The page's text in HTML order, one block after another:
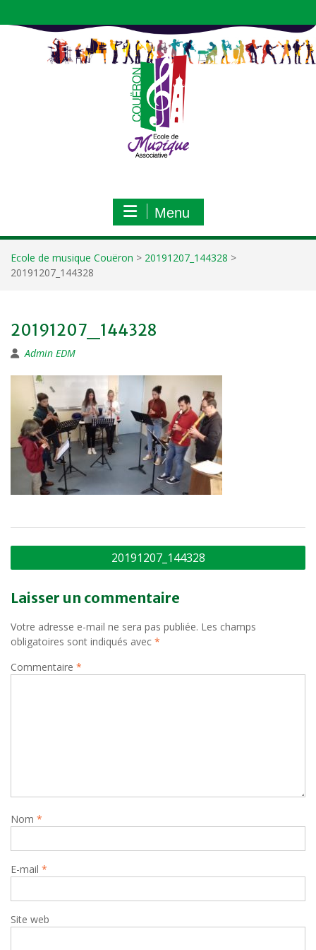
au
Menu
Ecole de musique Couëron > 20191207_144328 >
20191207_144328
20191207_144328
Admin EDM
Navigation
de
l’article
20191207_144328
Laisser un commentaire
Votre adresse e-mail ne sera pas publiée. Les champs
obligatoires sont indiqués avec *
Commentaire *
Nom *
E-mail *
Site web